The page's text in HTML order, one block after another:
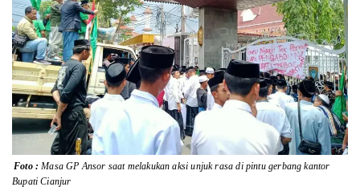
Lainnya
Sosial
Pertanian
Edukasi
Opini
Foto : Masa GP Ansor saat melakukan aksi unjuk rasa di pintu gerbang kantor
Bupati Cianjur